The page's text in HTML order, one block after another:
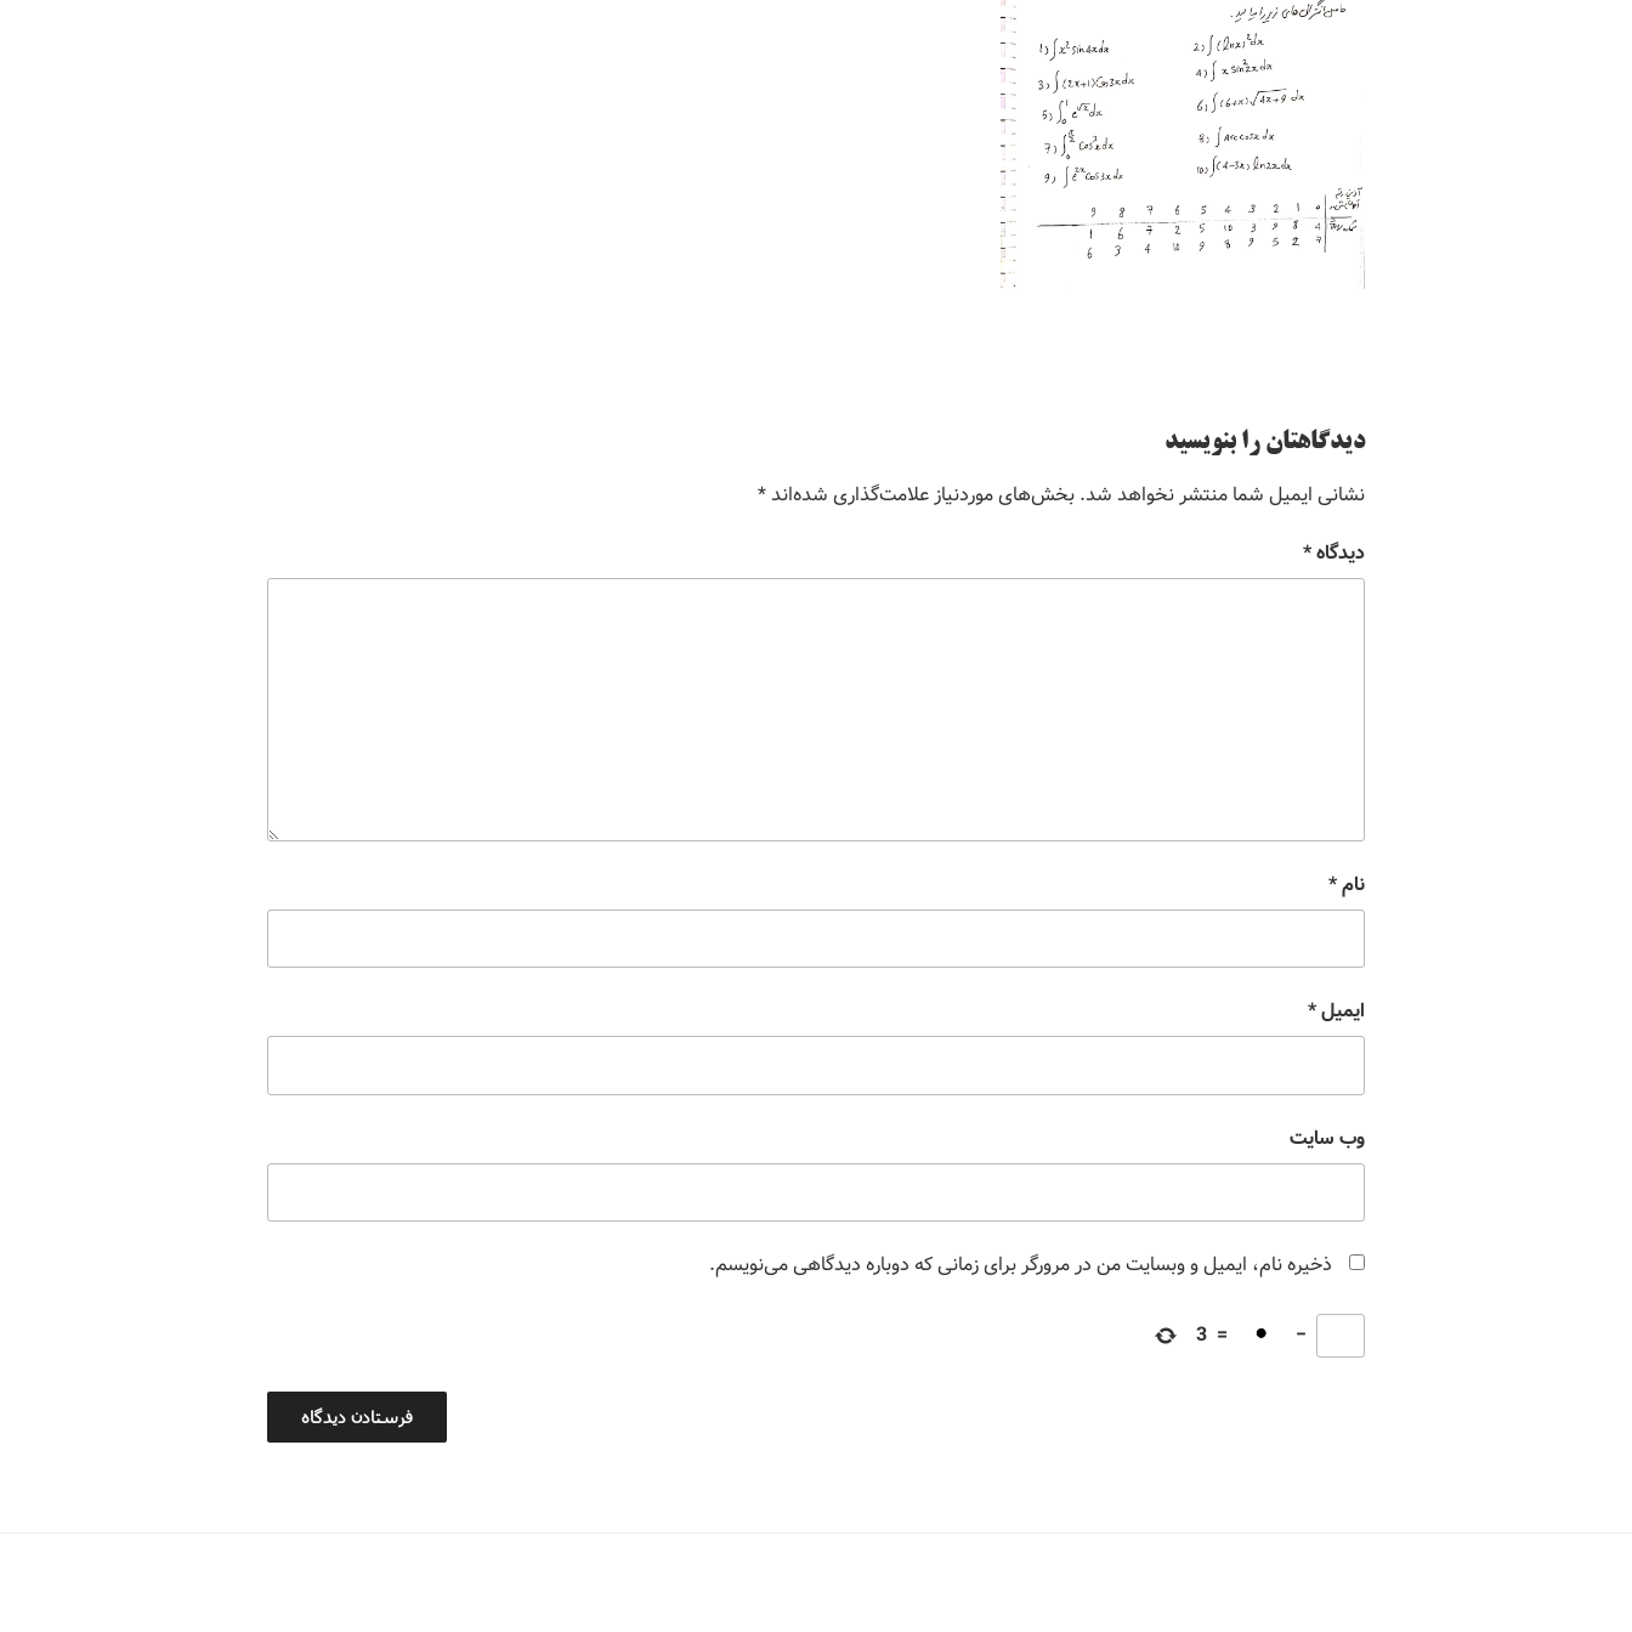
دیدگاهتان را بنویسید
نشانی ایمیل شما منتشر نخواهد شد. بخش‌های موردنیاز علامت‌گذاری شده‌اند*
دیدگاه*
نام*
ایمیل*
وب‌ سایت
ذخیره نام، ایمیل و وبسایت من در مرورگر برای زمانی که دوباره دیدگاهی می‌نویسم.
−
=
3